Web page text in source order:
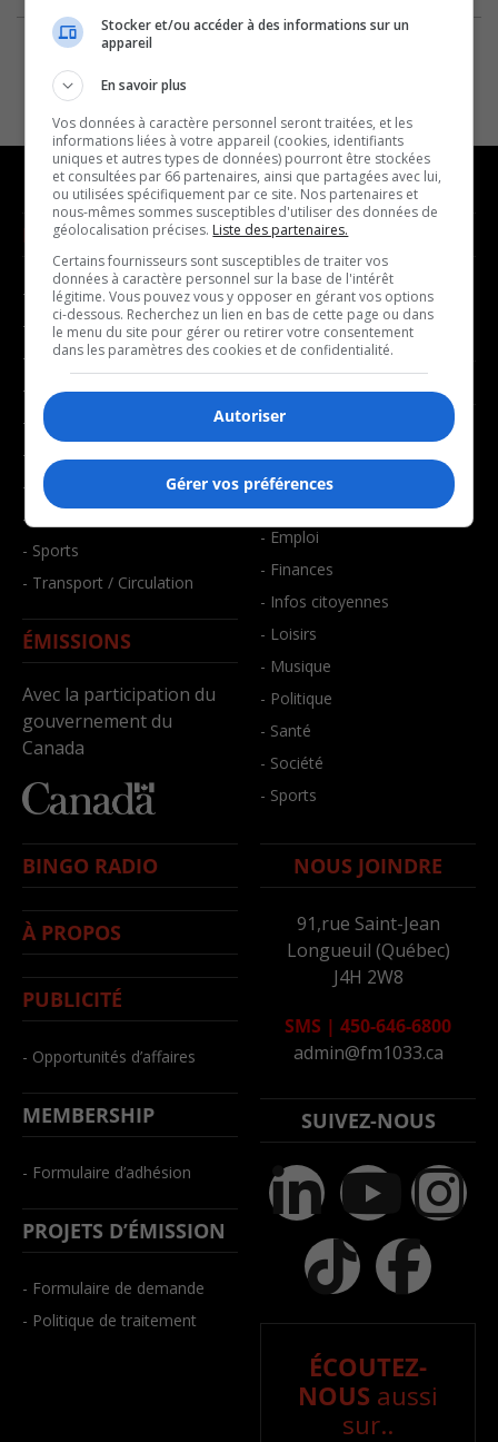
NOUVELLES
- Affaires municipales
- Communauté / Social
- Culture
- Économie
- Éducation
- Environnement
- Faits divers
- Santé et bien-être
- Sports
- Transport / Circulation
ÉMISSIONS
Avec la participation du
gouvernement du
Canada
MUSIQUE
- Décompte franco
- Joué récemment
BALADOS
- Affaires
- Art de vivre
- Bien-être
- Emploi
- Finances
- Infos citoyennes
- Loisirs
- Musique
- Politique
- Santé
- Société
- Sports
BINGO RADIO
À PROPOS
PUBLICITÉ
- Opportunités d’affaires
MEMBERSHIP
- Formulaire d’adhésion
PROJETS D’ÉMISSION
- Formulaire de demande
- Politique de traitement
NOUS JOINDRE
91,rue Saint-Jean
Longueuil (Québec)
J4H 2W8
SMS | 450-646-6800
admin@fm1033.ca
SUIVEZ-NOUS
ÉCOUTEZ-
NOUS aussi
sur..
Stocker et/ou accéder à des informations sur un
appareil
En savoir plus
Vos données à caractère personnel seront traitées, et les
informations liées à votre appareil (cookies, identifiants
uniques et autres types de données) pourront être stockées
et consultées par 66 partenaires, ainsi que partagées avec lui,
ou utilisées spécifiquement par ce site. Nos partenaires et
nous-mêmes sommes susceptibles d'utiliser des données de
géolocalisation précises. Liste des partenaires.
Certains fournisseurs sont susceptibles de traiter vos
données à caractère personnel sur la base de l'intérêt
légitime. Vous pouvez vous y opposer en gérant vos options
ci-dessous. Recherchez un lien en bas de cette page ou dans
le menu du site pour gérer ou retirer votre consentement
dans les paramètres des cookies et de confidentialité.
Autoriser
Gérer vos préférences